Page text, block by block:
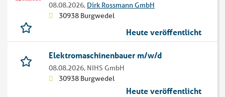
08.08.2026, Dirk Rossmann GmbH
30938 Burgwedel
Heute veröffentlicht
Elektromaschinenbauer m/w/d
08.08.2026, NIHS GmbH
30938 Burgwedel
Heute veröffentlicht